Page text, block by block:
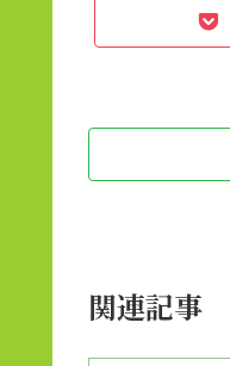
関連記事